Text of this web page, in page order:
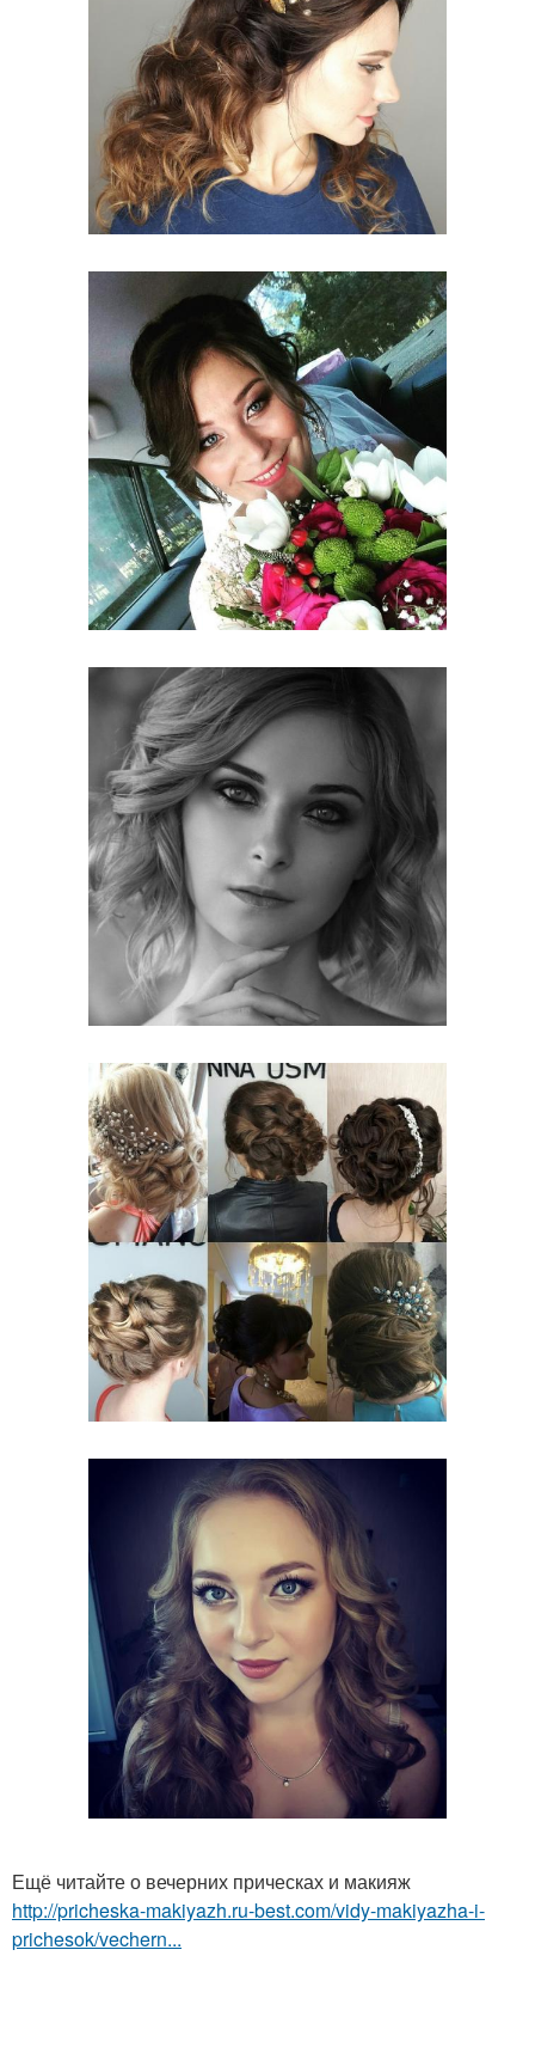
Ещё читайте о вечерних прическах и макияж
http://pricheska-makiyazh.ru-best.com/vidy-makiyazha-i-
prichesok/vechern...